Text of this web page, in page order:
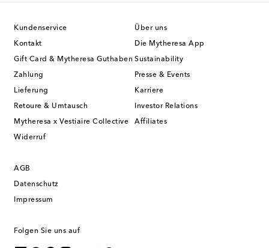
Kundenservice
Kontakt
Gift Card & Mytheresa Guthaben
Zahlung
Lieferung
Retoure & Umtausch
Mytheresa x Vestiaire Collective
Widerruf
Über uns
Die Mytheresa App
Sustainability
Presse & Events
Karriere
Investor Relations
Affiliates
AGB
Datenschutz
Impressum
Folgen Sie uns auf